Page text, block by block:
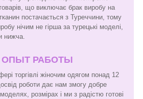
що виключає брак виробу на
постачається з Туреччини, тому
нічим не гірша за турецькі моделі,
нижча.
РАБОТЫ
торгівлі жіночим одягом понад 12
роботи дає нам змогу добре
розмірах і ми з радістю готові